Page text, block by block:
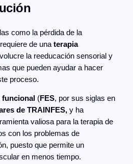
como la pérdida de la
de unaterapia
la reeducación sensorial y
que pueden ayudar a hacer
proceso.
(FES, por sus siglas en
de TRAINFES, y ha
valiosa para la terapia de
con los problemas de
puesto que permite un
en menos tiempo.